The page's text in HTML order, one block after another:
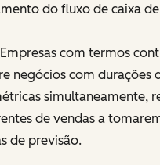
do fluxo de caixa
com termos
negócios com durações
simultaneamente,
de vendas a
de previsão.